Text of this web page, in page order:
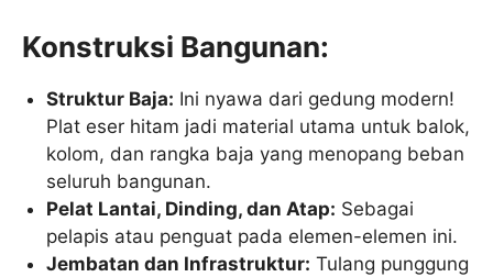
Konstruksi Bangunan:
Struktur Baja: Ini nyawa dari gedung modern!
Plat eser hitam jadi material utama untuk balok,
kolom, dan rangka baja yang menopang beban
seluruh bangunan.
Pelat Lantai, Dinding, dan Atap: Sebagai
pelapis atau penguat pada elemen-elemen ini.
Jembatan dan Infrastruktur: Tulang punggung